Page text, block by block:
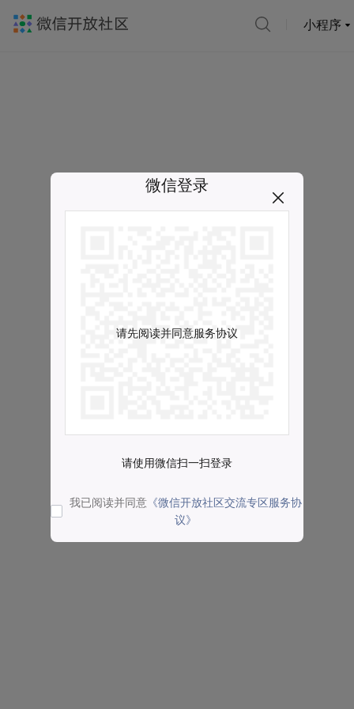
小程序
微信登录
请先阅读并同意服务协议
请使用微信扫一扫登录
我已阅读并同意 《微信开放社区交流专区服务协
议》